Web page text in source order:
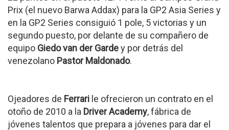
Prix (el nuevo Barwa Addax) para la GP2 Asia Series y
en la GP2 Series consiguió 1 pole, 5 victorias y un
segundo puesto, por delante de su compañero de
equipo Giedo van der Gardey por detrás del
venezolano Pastor Maldonado.
Ojeadores de Ferrari le ofrecieron un contrato en el
otoño de 2010 a la Driver Academy, fábrica de
jóvenes talentos que prepara a jóvenes para dar el